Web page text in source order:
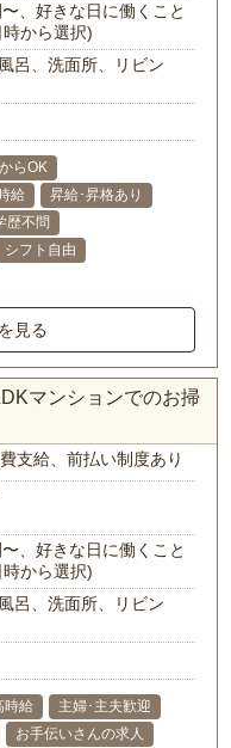
、好きな日に働くこと
から選択)
呂、洗面所、リビン
らOK
給
昇給･昇格あり
歴不問
シフト自由
見る
マンションでのお掃
費支給、前払い制度あり
、好きな日に働くこと
から選択)
呂、洗面所、リビン
時給
主婦･主夫歓迎
お手伝いさんの求人